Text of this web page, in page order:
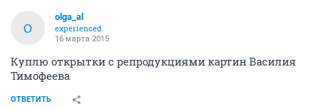
O
olga_al
experienced
16 марта 2015
Куплю открытки с репродукциями картин Василия
Тимофеева
ОТВЕТИТЬ